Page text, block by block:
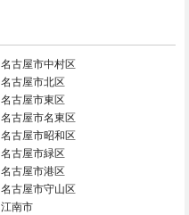
名古屋市中村区
名古屋市北区
名古屋市東区
名古屋市名東区
名古屋市昭和区
名古屋市緑区
名古屋市港区
名古屋市守山区
江南市